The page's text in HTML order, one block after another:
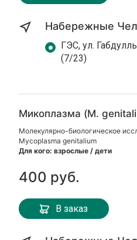
Набережные
ГЭС, ул.
(7/23)
Микоплазма (M.
Молекулярно-биологическое
Mycoplasma genitalium
Для кого: взрослые / дети
400 руб.
В заказ